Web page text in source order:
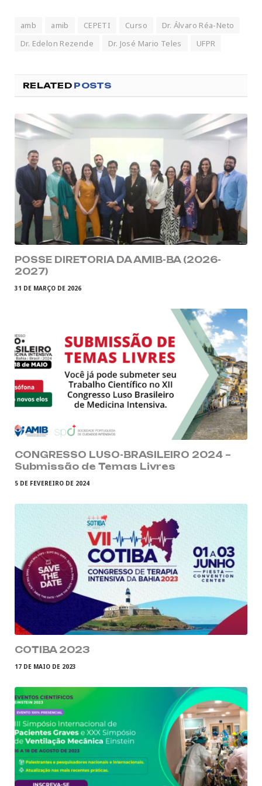
amb amib CEPETI Curso
Dr. Álvaro Réa-Neto
Dr. Edelon Rezende
Dr. José Mario Teles UFPR
RELATED POSTS
POSSE DIRETORIA DA AMIB-BA (2026-
2027)
31 DE MARÇO DE 2026
CONGRESSO LUSO-BRASILEIRO 2024 –
Submissão de Temas Livres
5 DE FEVEREIRO DE 2024
COTIBA 2023
17 DE MAIO DE 2023